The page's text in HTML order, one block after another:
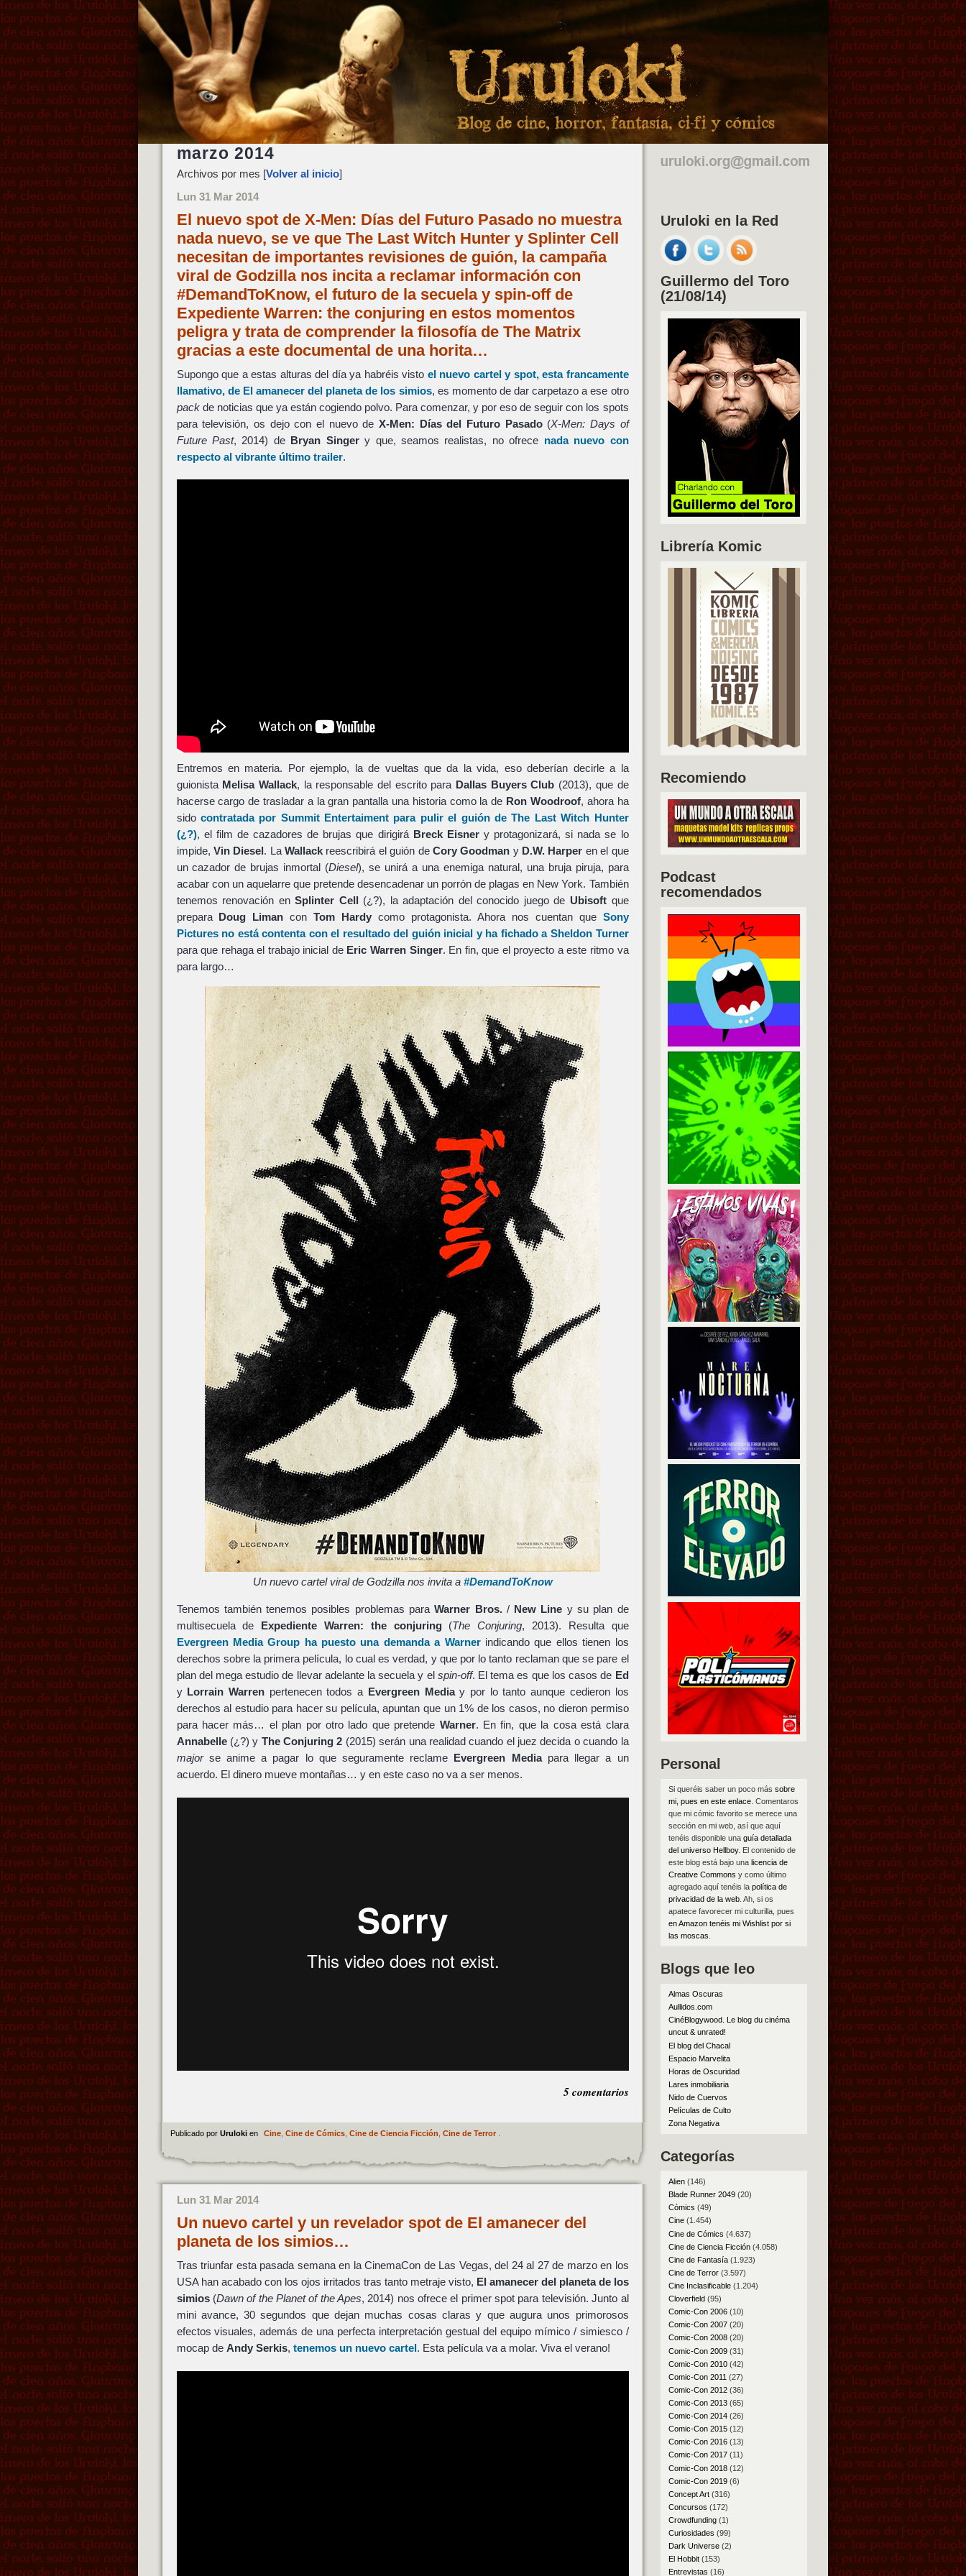
marzo 2014
Archivos por mes [Volver al inicio]
Lun 31 Mar 2014
El nuevo spot de X-Men: Días del Futuro Pasado no muestra
nada nuevo, se ve que The Last Witch Hunter y Splinter Cell
necesitan de importantes revisiones de guión, la campaña
viral de Godzilla nos incita a reclamar información con
#DemandToKnow, el futuro de la secuela y spin-off de
Expediente Warren: the conjuring en estos momentos
peligra y trata de comprender la filosofía de The Matrix
gracias a este documental de una horita…
Supongo que a estas alturas del día ya habréis visto el nuevo cartel y spot, esta francamente
llamativo, de El amanecer del planeta de los simios, es momento de dar carpetazo a ese otro
packde noticias que ya están cogiendo polvo. Para comenzar, y por eso de seguir con los spots
para televisión, os dejo con el nuevo de X-Men: Días del Futuro Pasado(X-Men: Days of
Future Past, 2014) de Bryan Singery que, seamos realistas, no ofrece nada nuevo con
respecto al vibrante último trailer.
Entremos en materia. Por ejemplo, la de vueltas que da la vida, eso deberían decirle a la
guionista Melisa Wallack, la responsable del escrito para Dallas Buyers Club (2013), que de
hacerse cargo de trasladar a la gran pantalla una historia como la de Ron Woodroof, ahora ha
sido contratada por Summit Entertaiment para pulir el guión deThe Last Witch Hunter
(¿?), el film de cazadores de brujas que dirigirá Breck Eisnery protagonizará, si nada se lo
impide, Vin Diesel. LaWallack reescribirá el guión de Cory Goodman y D.W. Harper en el que
un cazador de brujas inmortal (Diesel), se unirá a una enemiga natural, una bruja piruja, para
acabar con un aquelarre que pretende desencadenar un porrón de plagas en New York. También
tenemos renovación enSplinter Cell (¿?), la adaptación del conocido juego de Ubisoft que
prepara Doug Liman conTom Hardy como protagonista. Ahora nos cuentan que Sony
Picturesno está contenta con el resultado del guión inicial y ha fichado a Sheldon Turner
para que rehaga el trabajo inicial de Eric Warren Singer. En fin, que el proyecto a este ritmo va
para largo…
Un nuevo cartel viral de Godzilla nos invita a #DemandToKnow
Tenemos también tenemos posibles problemas paraWarner Bros./ New Line y su plan de
multisecuela de Expediente Warren: the conjuring(The Conjuring, 2013). Resulta que
Evergreen Media Group ha puesto una demanda a Warnerindicando que ellos tienen los
derechos sobre la primera película, lo cual es verdad, y que por lo tanto reclaman que se pare el
plan del mega estudio de llevar adelante la secuela y el spin-off. El tema es que los casos de Ed
y Lorrain Warrenpertenecen todos a Evergreen Mediay por lo tanto aunque cedieron los
derechos al estudio para hacer su película, apuntan que un 1% de los casos, no dieron permiso
para hacer más… el plan por otro lado que pretende Warner. En fin, que la cosa está clara
Annabelle(¿?) y The Conjuring 2 (2015) serán una realidad cuando el juez decida o cuando la
majorse anime a pagar lo que seguramente reclame Evergreen Mediapara llegar a un
acuerdo. El dinero mueve montañas… y en este caso no va a ser menos.
5 comentarios
Publicado por Uruloki en Cine, Cine de Cómics, Cine de Ciencia Ficción Cine de Terror.
Lun 31 Mar 2014
Un nuevo cartel y un revelador spot de El amanecer del
planeta de los simios…
Tras triunfar esta pasada semana en la CinemaCon de Las Vegas, del 24 al 27 de marzo en los
USA han acabado con los ojos irritados tras tanto metraje visto, El amanecer del planeta de los
simios(Dawn of the Planet of the Apes, 2014) nos ofrece el primer spot para televisión. Junto al
mini avance, 30 segundos que dejan muchas cosas claras y que augura unos primorosos
efectos visuales, además de una perfecta interpretación gestual del equipo mímico / simiesco /
mocap de Andy Serkis, tenemos un nuevo cartel. Esta película va a molar. Viva el verano!
Uruloki en la Red
Guillermo del Toro
(21/08/14)
Librería Komic
Recomiendo
Podcast
recomendados
Personal
Si queréis saber un poco más sobre
mi, pues en este enlace. Comentaros
que mi cómic favorito se merece una
sección en mi web, así que aquí
tenéis disponible una guía detallada
del universo Hellboy. El contenido de
este blog está bajo una licencia de
Creative Commons y como último
agregado aquí tenéis la política de
privacidad de la web. Ah, si os
apatece favorecer mi culturilla, pues
en Amazon tenéis mi Wishlist por si
las moscas
Blogs que leo
Almas Oscuras
Aullidos.com
CinéBlogywood. Le blog du cinéma
uncut & unrated!
El blog del Chacal
Espacio Marvelita
Horas de Oscuridad
Lares inmobiliaria
Nido de Cuervos
Películas de Culto
Zona Negativa
Categorías
Alien(146)
Blade Runner 2049(20)
Cómics (49)
Cine(1.454)
Cine de Cómics (4.637)
Cine de Ciencia Ficción(4.058)
Cine de Fantasía(1.923)
Cine de Terror(3.597)
Cine Inclasificable(1.204)
Cloverfield(95)
Comic-Con 2006(10)
Comic-Con 2007(20)
Comic-Con 2008(20)
Comic-Con 2009(31)
Comic-Con 2010(42)
Comic-Con 2011 (27)
Comic-Con 2012(36)
Comic-Con 2013(65)
Comic-Con 2014(26)
Comic-Con 2015(12)
Comic-Con 2016(13)
Comic-Con 2017(11)
Comic-Con 2018(12)
Comic-Con 2019(6)
Concept Art(316)
Concursos (172)
Crowdfunding(1)
Curiosidades (99)
Dark Universe(2)
El Hobbit(153)
Entrevistas (16)